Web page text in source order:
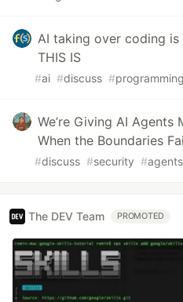
AI taking over coding
THIS IS
#ai #discuss #programming
We’re Giving AI Agents
When the Boundaries
#discuss #security #agents
The DEV Team PROMOTED